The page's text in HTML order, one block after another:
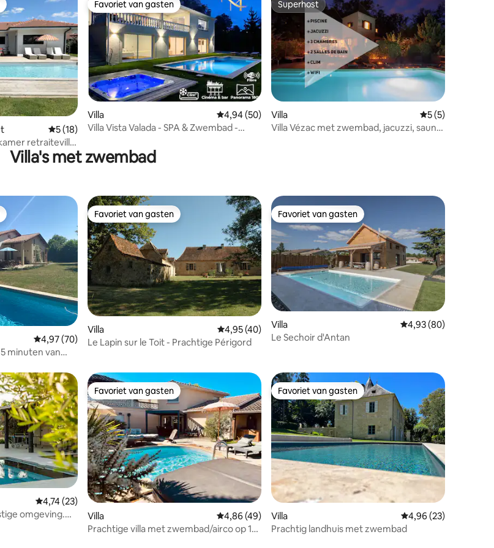
5, 17 recensies
Gemiddelde beoordeling van 5 op 5, 18 recensies
5 (18)
retraitevilla
Favoriet van gasten
Favoriet van gasten
Villa Gemiddelde beoordeling van 4,94 op 5, 50 recensies
4,94 (50)
Villa Vista Valada - SPA & Zwembad -
Superhost
Superhost
Villa Gemiddelde
5 (5)
Villa Vézac met zwembad, jacuzzi, sauna,
Villa's met zwembad
5, 54 recensies
Gemiddelde beoordeling van 4,97 op 5, 70 recensies
4,97 (70)
minuten van
Favoriet van gasten
Favoriet van gasten
Villa Gemiddelde beoordeling van 4,95 op 5, 40 recensies
4,95 (40)
Le Lapin sur le Toit - Prachtige Périgord
Favoriet van gasten
Favoriet van gasten
Villa Gemiddelde
4,93 (80)
Le Sechoir d'Antan
5, 97 recensies
Gemiddelde beoordeling van 4,74 op 5, 23 recensies
4,74 (23)
omgeving.
Favoriet van gasten
Favoriet van gasten
Villa Gemiddelde beoordeling van 4,86 op 5, 49 recensies
4,86 (49)
Prachtige villa met zwembad/airco op 15
Favoriet van gasten
Favoriet van gasten
Villa Gemiddelde
4,96 (23)
Prachtig landhuis met zwembad